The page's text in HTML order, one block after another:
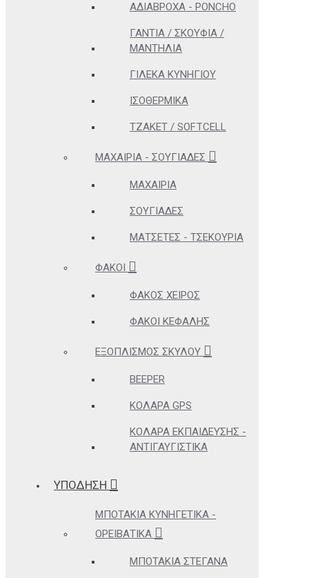
ΑΔΊΑΒΡΟΧΑ - PONCHO
ΓΆΝΤΙΑ / ΣΚΟΥΦΙΆ /
ΜΑΝΤΉΛΙΑ
ΓΙΛΈΚΑ ΚΥΝΗΓΊΟΥ
ΙΣΟΘΕΡΜΙΚΆ
ΤΖΆΚΕΤ / SOFTCELL
ΜΑΧΑΊΡΙΑ - ΣΟΥΓΙΆΔΕΣ
ΜΑΧΑΊΡΙΑ
ΣΟΥΓΙΆΔΕΣ
ΜΑΤΣΈΤΕΣ - ΤΣΕΚΟΎΡΙΑ
ΦΑΚΟΊ
ΦΑΚΌΣ ΧΕΙΡΌΣ
ΦΑΚΟΊ ΚΕΦΑΛΉΣ
ΕΞΟΠΛΙΣΜΌΣ ΣΚΎΛΟΥ
BEEPER
ΚΟΛΆΡΑ GPS
ΚΟΛΆΡΑ ΕΚΠΑΊΔΕΥΣΗΣ -
ΑΝΤΙΓΑΥΓΙΣΤΙΚΆ
ΥΠΟΔΗΣΗ
ΜΠΟΤΆΚΙΑ ΚΥΝΗΓΕΤΙΚΆ -
ΟΡΕΙΒΑΤΙΚΆ
ΜΠΟΤΆΚΙΑ ΣΤΕΓΑΝΆ